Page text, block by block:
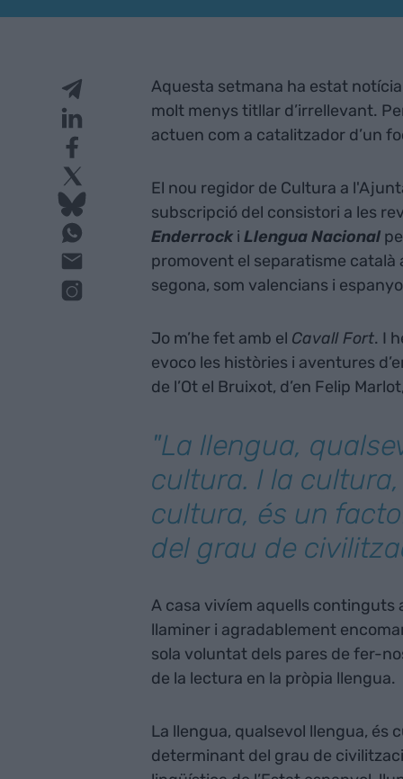
Aquesta setmana ha estat
molt menys titllar d’irrellevant.
actuen com a catalitzador d’un
El nou regidor de Cultura a
subscripció del consistori a les
Enderrock i Llengua Nacional
promovent el separatisme català
segona, som valencians i
Jo m’he fet amb el Cavall Fort. I
evoco les històries i aventures
de l’Ot el Bruixot, d’en Felip
"La llengua,
cultura. I la
cultura, és un
del grau de
A casa vivíem aquells continguts
llaminer i agradablement
sola voluntat dels pares de fer-
de la lectura en la pròpia llengua.
La llengua, qualsevol llengua,
determinant del grau de